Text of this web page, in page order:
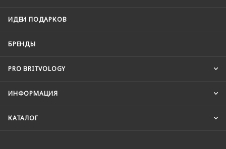
ИДЕИ ПОДАРКОВ
БРЕНДЫ
PRO BRITVOLOGY
ИНФОРМАЦИЯ
КАТАЛОГ